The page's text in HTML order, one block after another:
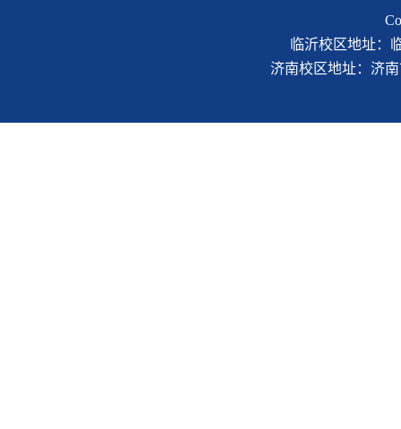
临沂校区地址：
济南校区地址：济南